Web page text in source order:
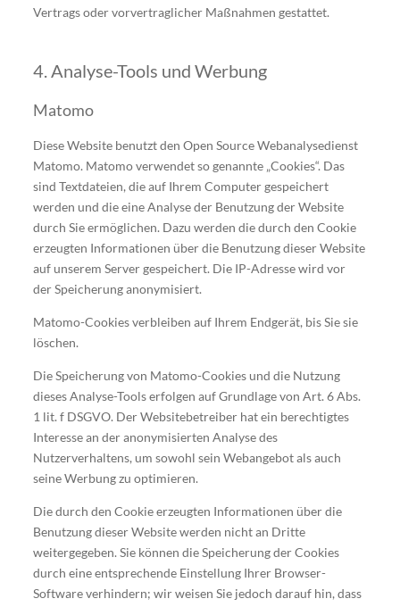
Vertrags oder vorvertraglicher Maßnahmen gestattet.
4. Analyse-Tools und Werbung
Matomo
Diese Website benutzt den Open Source Webanalysedienst
Matomo. Matomo verwendet so genannte „Cookies“. Das
sind Textdateien, die auf Ihrem Computer gespeichert
werden und die eine Analyse der Benutzung der Website
durch Sie ermöglichen. Dazu werden die durch den Cookie
erzeugten Informationen über die Benutzung dieser Website
auf unserem Server gespeichert. Die IP-Adresse wird vor
der Speicherung anonymisiert.
Matomo-Cookies verbleiben auf Ihrem Endgerät, bis Sie sie
löschen.
Die Speicherung von Matomo-Cookies und die Nutzung
dieses Analyse-Tools erfolgen auf Grundlage von Art. 6 Abs.
1 lit. f DSGVO. Der Websitebetreiber hat ein berechtigtes
Interesse an der anonymisierten Analyse des
Nutzerverhaltens, um sowohl sein Webangebot als auch
seine Werbung zu optimieren.
Die durch den Cookie erzeugten Informationen über die
Benutzung dieser Website werden nicht an Dritte
weitergegeben. Sie können die Speicherung der Cookies
durch eine entsprechende Einstellung Ihrer Browser-
Software verhindern; wir weisen Sie jedoch darauf hin, dass